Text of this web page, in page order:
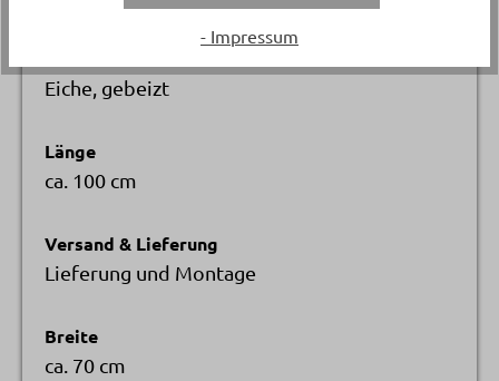
Eiche, gebeizt
Länge
ca. 100 cm
Versand & Lieferung
Lieferung und Montage
Breite
ca. 70 cm
- Impressum